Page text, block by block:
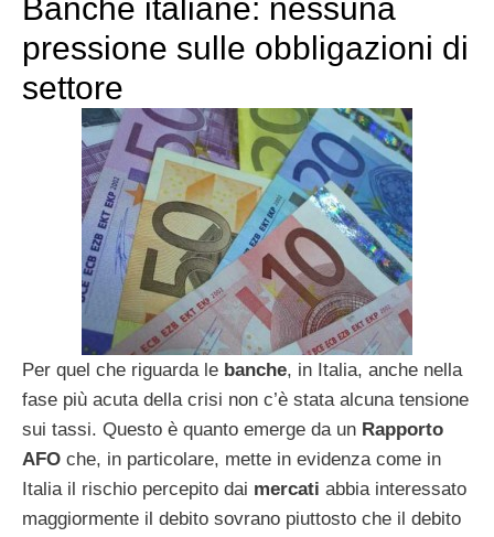
Banche italiane: nessuna
pressione sulle obbligazioni di
settore
Per quel che riguarda le banche, in Italia, anche nella
fase più acuta della crisi non c’è stata alcuna tensione
sui tassi. Questo è quanto emerge da un Rapporto
AFO che, in particolare, mette in evidenza come in
Italia il rischio percepito dai mercati abbia interessato
maggiormente il debito sovrano piuttosto che il debito